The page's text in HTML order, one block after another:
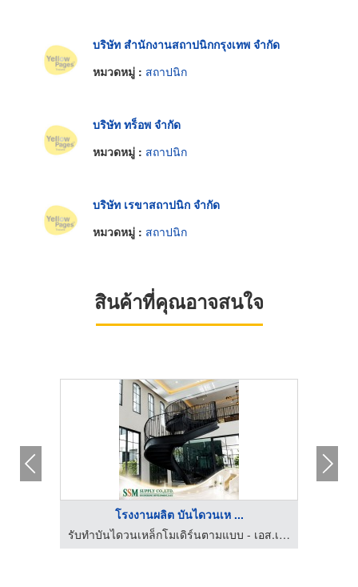
บริษัท สำนักงานสถาปนิกกรุงเทพ จำกัด
หมวดหมู่ : สถาปนิก
บริษัท ทร็อพ จำกัด
หมวดหมู่ : สถาปนิก
บริษัท เรขาสถาปนิก จำกัด
หมวดหมู่ : สถาปนิก
สินค้าที่คุณอาจสนใจ
โรงงานผลิต บันไดวนเห ...
รับทำบันไดวนเหล็กโมเดิร์นตามแบบ - เอส.เอส.เอ็ม. ซัพพลาย